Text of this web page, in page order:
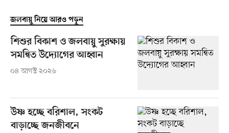
জলবায়ু নিয়ে আরও পড়ুন
শিশুর বিকাশ ও জলবায়ু সুরক্ষায়
সমন্বিত উদ্যোগের আহ্বান
০৪ আগস্ট ২০২৬
উষ্ণ হচ্ছে বরিশাল, সংকট
বাড়াচ্ছে জনজীবনে